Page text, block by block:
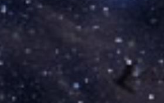
КОНТАКТЫ